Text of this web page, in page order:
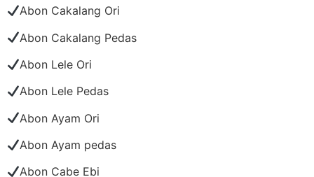
Abon Cakalang Ori
Abon Cakalang Pedas
Abon Lele Ori
Abon Lele Pedas
Abon Ayam Ori
Abon Ayam pedas
Abon Cabe Ebi